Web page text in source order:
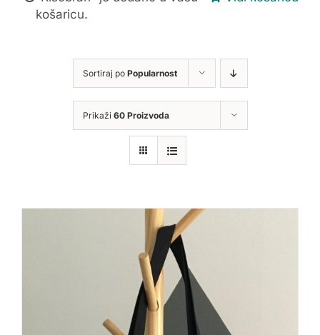
košaricu.
Sortiraj po Popularnost
Prikaži 60 Proizvoda